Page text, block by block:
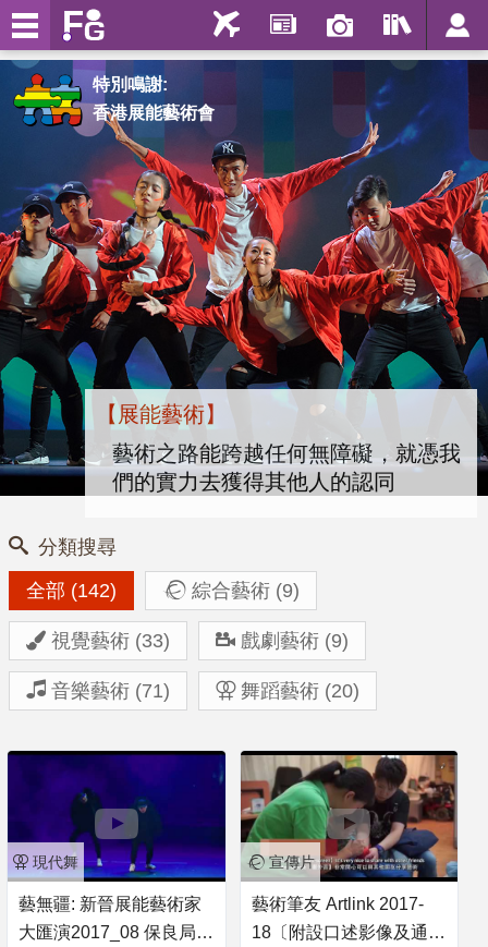
特別鳴謝:
香港展能藝術會
【展能藝術】
藝術之路能跨越任何無障礙，就憑我
們的實力去獲得其他人的認同
分類搜尋
全部 (142) 綜合藝術 (9)
視覺藝術 (33) 戲劇藝術 (9)
音樂藝術 (71) 舞蹈藝術 (20)
現代舞
藝無疆: 新晉展能藝術家
大匯演2017_08 保良局陳
宣傳片
藝術筆友 Artlink 2017-
18〔附設口述影像及通達